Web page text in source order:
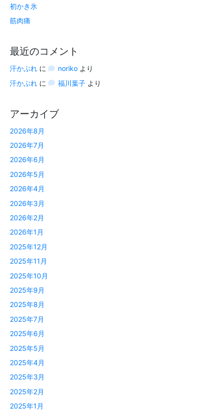
初かき氷
筋肉痛
最近のコメント
汗かぶれ に norikoより
汗かぶれ に 福川葉子より
アーカイブ
2026年8月
2026年7月
2026年6月
2026年5月
2026年4月
2026年3月
2026年2月
2026年1月
2025年12月
2025年11月
2025年10月
2025年9月
2025年8月
2025年7月
2025年6月
2025年5月
2025年4月
2025年3月
2025年2月
2025年1月